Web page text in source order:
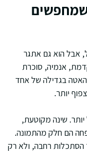
אבל הוא גם אתגר
אנמיה, סוכרת
האטה בגדילה של אחד
יותר.
יותר. שינה מקוטעת,
הם חלק מהתמונה.
הסתכלות רחבה, ולא רק